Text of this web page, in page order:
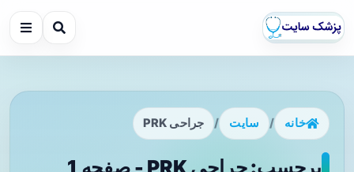
خانه / سایت / جراحی PRK
برچسب: جراحی PRK - صفحه 1